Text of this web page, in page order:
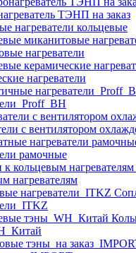
ТЭНП на заказ
нагреватели кольцевые
нагреватели
нагреватели
с вентилятором
рамочные
нагревателям